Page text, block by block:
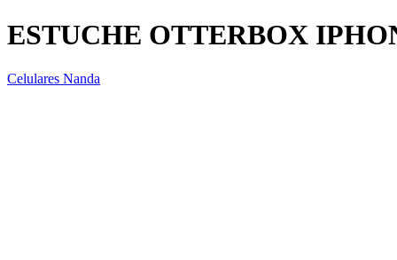
ESTUCHE OTTERBOX
Celulares Nanda